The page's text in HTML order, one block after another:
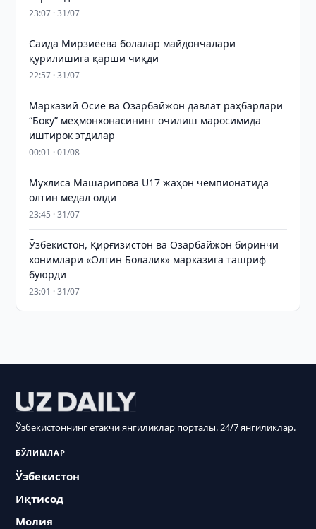
23:07 · 31/07
Саида Мирзиёева болалар майдончалари
қурилишига қарши чиқди
22:57 · 31/07
Марказий Осиё ва Озарбайжон давлат раҳбарлари
“Боку” меҳмонхонасининг очилиш маросимида
иштирок этдилар
00:01 · 01/08
Мухлиса Машарипова U17 жаҳон чемпионатида
олтин медал олди
23:45 · 31/07
Ўзбекистон, Қирғизистон ва Озарбайжон биринчи
хонимлари «Олтин Болалик» марказига ташриф
буюрди
23:01 · 31/07
Ўзбекистоннинг етакчи янгиликлар порталы. 24/7 янгиликлар.
БЎЛИМЛАР
Ўзбекистон
Иқтисод
Молия